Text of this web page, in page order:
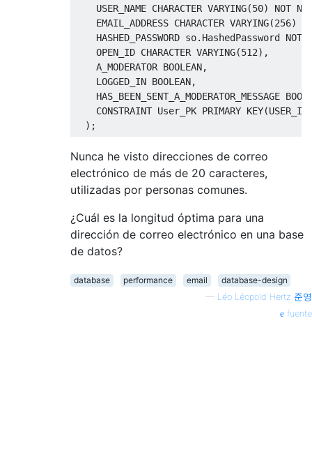
USER_NAME CHARACTER VARYING(50) NOT
EMAIL_ADDRESS CHARACTER VARYING(256)
HASHED_PASSWORD so.HashedPassword NOT
OPEN_ID
    A_MODERATOR BOOLEAN,
    LOGGED_IN BOOLEAN,
HAS_BEEN_SENT_A_MODERATOR_MESSAGE
CONSTRAINT User_PK PRIMARY
Nunca he visto direcciones de correo
electrónico de más de 20 caracteres,
utilizadas por personas comunes.
¿Cuál es la longitud óptima para una
dirección de correo electrónico en una base
de datos?
database performance email
database-design
— Léo Léopold Hertz 준영
fuente